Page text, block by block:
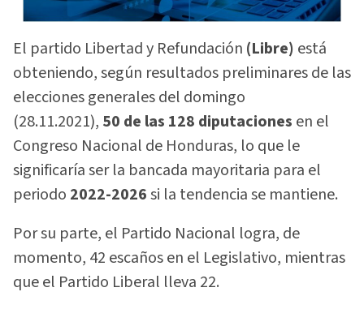
El partido Libertad y Refundación (Libre) está
obteniendo, según resultados preliminares de las
elecciones generales del domingo
(28.11.2021), 50 de las 128 diputaciones en el
Congreso Nacional de Honduras, lo que le
significaría ser la bancada mayoritaria para el
periodo 2022-2026si la tendencia se mantiene.
Por su parte, el Partido Nacional logra, de
momento, 42 escaños en el Legislativo, mientras
que el Partido Liberal lleva 22.